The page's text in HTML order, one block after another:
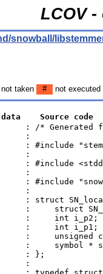
LCOV
snowball/
not taken # not executed
Source code
: /* Generated
:
: #include
:
: #include
:
: #include
:
: struct
:     struct
:     int i_p2;
:     int i_p1;
:     unsigned
:     symbol *
: };
: